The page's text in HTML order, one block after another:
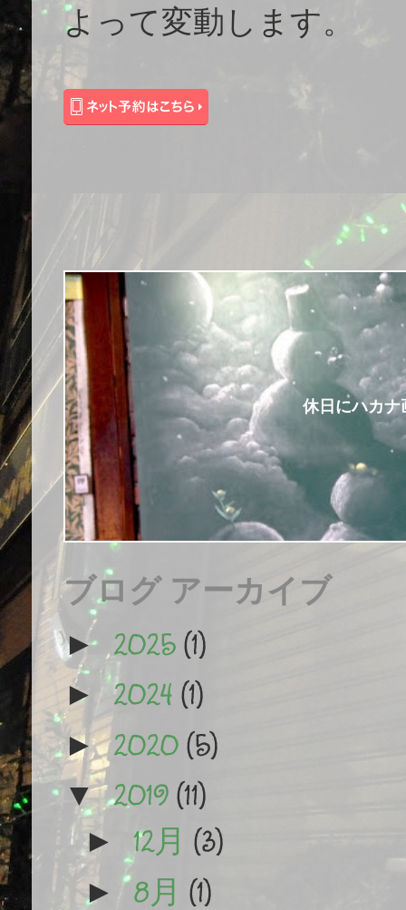
よって変動します。
休日にハカ
ブログ アーカイブ
►2025(1)
►2024 (1)
►2020(5)
▼2019(11)
► 12月 (3)
►8月 (1)